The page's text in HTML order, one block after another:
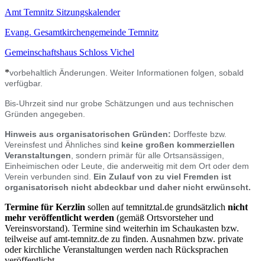
Amt Temnitz Sitzungskalender
Evang. Gesamtkirchengemeinde Temnitz
Gemeinschaftshaus Schloss Vichel
*vorbehaltlich Änderungen. Weiter Informationen folgen, sobald
verfügbar.
Bis-Uhrzeit sind nur grobe Schätzungen und aus technischen
Gründen angegeben.
Hinweis aus organisatorischen Gründen: Dorffeste bzw.
Vereinsfest und Ähnliches sind keine großen kommerziellen
Veranstaltungen, sondern primär für alle Ortsansässigen,
Einheimischen oder Leute, die anderweitig mit dem Ort oder dem
Verein verbunden sind. Ein Zulauf von zu viel Fremden ist
organisatorisch nicht abdeckbar und daher nicht erwünscht.
Termine für Kerzlin sollen auf temnitztal.de grundsätzlich nicht
mehr veröffentlicht werden (gemäß Ortsvorsteher und
Vereinsvorstand). Termine sind weiterhin im Schaukasten bzw.
teilweise auf amt-temnitz.de zu finden. Ausnahmen bzw. private
oder kirchliche Veranstaltungen werden nach Rücksprachen